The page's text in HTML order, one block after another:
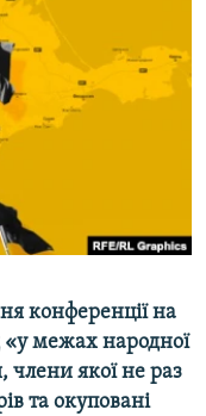
конференції на
«у межах народної
члени якої не раз
та окуповані